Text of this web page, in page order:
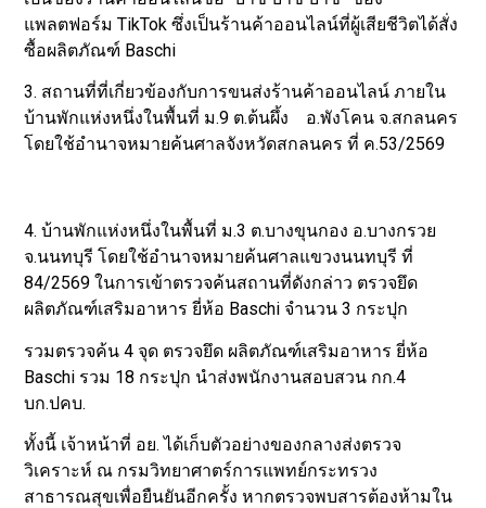
แพลตฟอร์ม TikTok ซึ่งเป็นร้านค้าออนไลน์ที่ผู้เสียชีวิตได้สั่ง
ซื้อผลิตภัณฑ์ Baschi
3. สถานที่ที่เกี่ยวข้องกับการขนส่งร้านค้าออนไลน์ ภายใน
บ้านพักแห่งหนึ่งในพื้นที่ ม.9 ต.ต้นผึ้ง อ.พังโคน จ.สกลนคร
โดยใช้อำนาจหมายค้นศาลจังหวัดสกลนคร ที่ ค.53/2569
4. บ้านพักแห่งหนึ่งในพื้นที่ ม.3 ต.บางขุนกอง อ.บางกรวย
จ.นนทบุรี โดยใช้อำนาจหมายค้นศาลแขวงนนทบุรี ที่
84/2569 ในการเข้าตรวจค้นสถานที่ดังกล่าว ตรวจยึด
ผลิตภัณฑ์เสริมอาหาร ยี่ห้อ Baschi จำนวน 3 กระปุก
รวมตรวจค้น 4 จุด ตรวจยึด ผลิตภัณฑ์เสริมอาหาร ยี่ห้อ
Baschi รวม 18 กระปุก นำส่งพนักงานสอบสวน กก.4
บก.ปคบ.
ทั้งนี้ เจ้าหน้าที่ อย. ได้เก็บตัวอย่างของกลางส่งตรวจ
วิเคราะห์ ณ กรมวิทยาศาตร์การแพทย์กระทรวง
สาธารณสุขเพื่อยืนยันอีกครั้ง หากตรวจพบสารต้องห้ามใน